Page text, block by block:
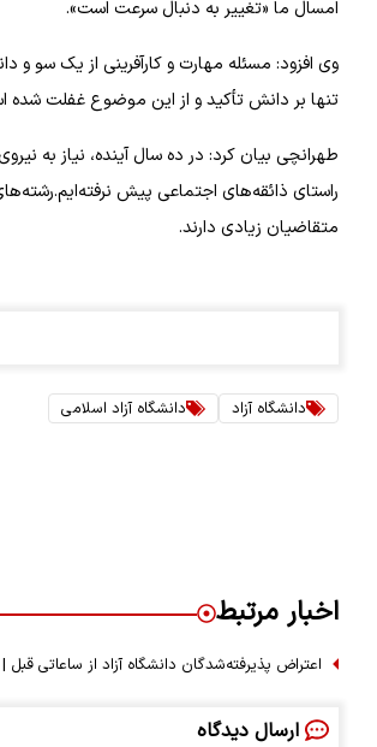
امسال ما «تغییر به دنبال سرعت است».
وی افزود: مسئله مهارت و کارآفرینی از یک سو و
تنها بر دانش تأکید و از این موضوع غفلت شده
طهرانچی بیان کرد: در ده سال آینده، نیاز به
متقاضیان زیادی دارند.
دانشگاه آزاد دانشگاه آزاد اسلامی
اخبار مرتبط
اعتراض پذیرفته‌شدگان دانشگاه آزاد از ساعاتی
ارسال دیدگاه